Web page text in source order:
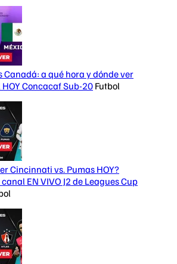
Canadá: a qué hora y dónde ver
Concacaf Sub-20 Futbol
Cincinnati vs. Pumas HOY?
EN VIVO J2 de Leagues Cup